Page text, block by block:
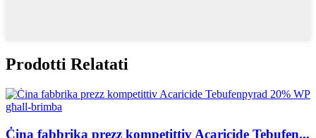
Prodotti Relatati
Ċina fabbrika prezz kompetittiv Acaricide Tebufen...